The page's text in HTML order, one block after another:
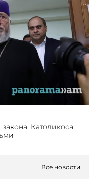
Католикоса
Все новости